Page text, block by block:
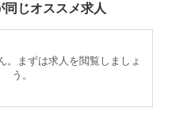
同じオススメ求人
。まずは求人を閲覧しましょ
う。